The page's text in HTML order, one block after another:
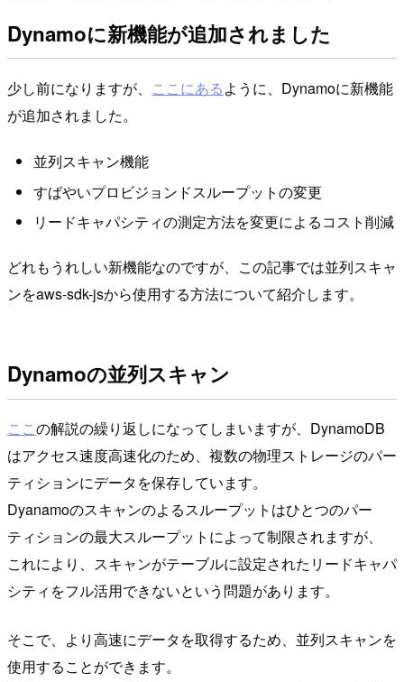
Dynamoに新機能が追加されました
少し前になりますが、 ここにあるように、Dynamoに新機能
が追加されました。
並列スキャン機能
すばやいプロビジョンドスループットの変更
リードキャパシティの測定方法を変更によるコスト削減
どれもうれしい新機能なのですが、この記事では並列スキャ
ンをaws-sdk-jsから使用する方法について紹介します。
Dynamoの並列スキャン
ここの解説の繰り返しになってしまいますが、DynamoDB
はアクセス速度高速化のため、複数の物理ストレージのパー
ティションにデータを保存しています。
Dyanamoのスキャンのよるスループットはひとつのパー
ティションの最大スループットによって制限されますが、
これにより、スキャンがテーブルに設定されたリードキャパ
シティをフル活用できないという問題があります。
そこで、より高速にデータを取得するため、並列スキャンを
使用することができます。